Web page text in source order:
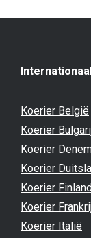
Koerier België
Koerier
Koerier
Koerier
Koerier
Koerier
Koerier Italië